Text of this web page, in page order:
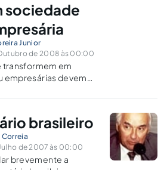
sociedade
Junior
de 2008 às 00:00
transformem em
empresárias devem
na operação?
brasileiro
Correia
de 2007 às 00:00
brevemente a